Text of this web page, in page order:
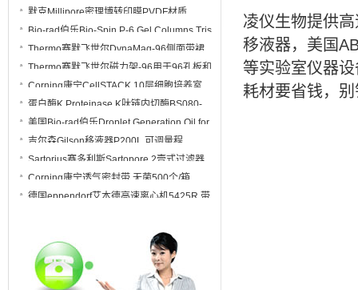
凌仪生物提供
移液器，美国
等实验室仪器
耗材要省钱，
学发光HRP底物WBKLS0100 WBKLS0500
默克Millipore密理博转印膜PVDF材质
IPVH00010卷膜27cmx3.75m
Bio-rad伯乐Bio-Spin P-6 Gel Columns Tris
Buffer凝胶柱7326227
Thermo赛默飞世尔DynaMag-96侧面带裙
边磁力架12027
Thermo赛默飞世尔磁力架-96用于96孔板和
PCR板AM10027
Corning康宁CellSTACK 10层细胞培养室
细胞工厂3271
蛋白酶K Proteinase K肽链内切酶BS080-
100mg 丝氨酸蛋白酶
美国Bio-rad伯乐Droplet Generation Oil for
Probes探针法微滴生成油1863005
吉尔森Gilson移液器P200L 可调量程
FA10005M量程20-200µL
Sartorius赛多利斯Sartopore 2壹式过滤器
5441307H4-OO-B
Corning康宁透气密封带 无菌500个/箱
3345
德国eppendorf艾本德高速离心机5425R 带